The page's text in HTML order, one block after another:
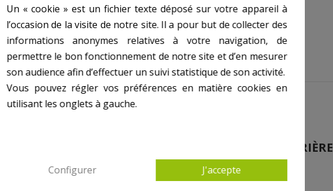
PRODUITS DANS JET VAG - MOTEUR PARTIE ARRIÈRE
Un « cookie » est un fichier texte déposé sur votre appareil à
l’occasion de la visite de notre site. Il a pour but de collecter des
informations anonymes relatives à votre navigation, de
permettre le bon fonctionnement de notre site et d’en mesurer
son audience afin d’effectuer un suivi statistique de son activité.
Vous pouvez régler vos préférences en matière cookies en
utilisant les onglets à gauche.
Configurer J'accepte